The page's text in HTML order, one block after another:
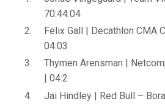
70:44:04
Felix Gall | Decathlon CMA
04:03
Thymen Arensman |
| 04:2
Jai Hindley | Red Bull –